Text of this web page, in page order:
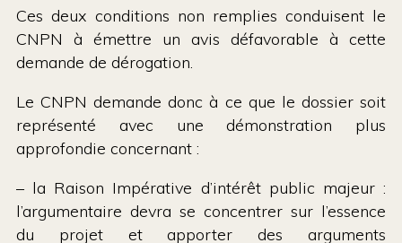
Ces deux conditions non remplies conduisent le
CNPN à émettre un avis défavorable à cette
demande de dérogation.
Le CNPN demande donc à ce que le dossier soit
représenté avec une démonstration plus
approfondie concernant :
– la Raison Impérative d’intérêt public majeur :
l’argumentaire devra se concentrer sur l’essence
du projet et apporter des arguments